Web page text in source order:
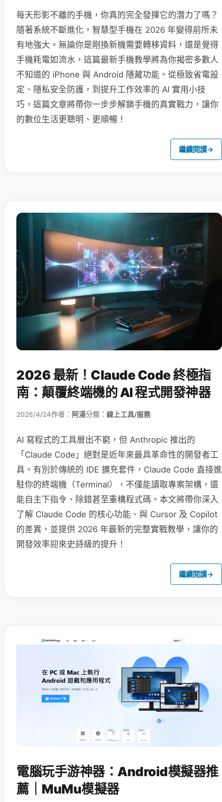
每天形影不離的手機，你真的完全發揮它的潛力了嗎？
隨著系統不斷進化，智慧型手機在 2026 年變得前所未
有地強大。無論你是剛換新機需要轉移資料，還是覺得
手機耗電如流水，這篇最新手機教學將為你揭密多數人
不知道的 iPhone 與 Android 隱藏功能。從極致省電設
定、隱私安全防護，到提升工作效率的 AI 實用小技
巧，這篇文章將帶你一步步解鎖手機的真實戰力，讓你
的數位生活更聰明、更順暢！
繼續閱讀→
2026 最新！Claude Code 終極指
南：顛覆終端機的 AI 程式開發神器
2026/4/24作者： 阿湯分類： 線上工具/服務
AI 寫程式的工具層出不窮，但 Anthropic 推出的
「Claude Code」絕對是近年來最具革命性的開發者工
具。有別於傳統的 IDE 擴充套件，Claude Code 直接進
駐你的終端機（Terminal），不僅能讀取專案架構，還
能自主下指令、除錯甚至重構程式碼。本文將帶你深入
了解 Claude Code 的核心功能、與 Cursor 及 Copilot
的差異，並提供 2026 年最新的完整實戰教學，讓你的
開發效率迎來史詩級的提升！
繼續閱讀→
電腦玩手游神器：Android模擬器推
薦｜MuMu模擬器